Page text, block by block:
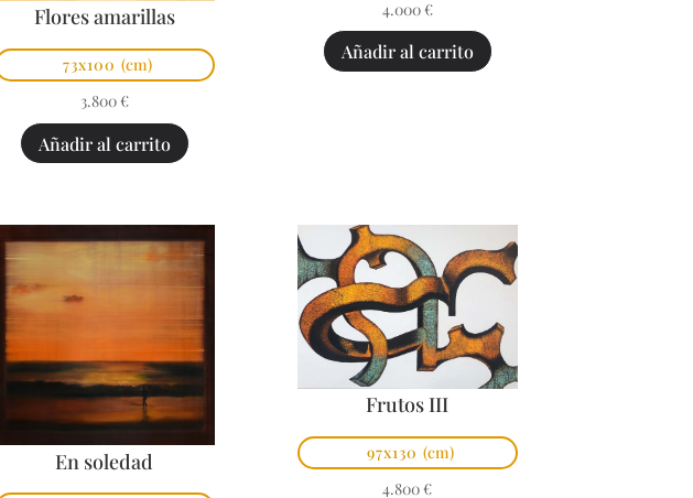
Flores amarillas
73x100 (cm)
3.800 €
Añadir al carrito
4.000 €
Añadir al carrito
En soledad
Frutos III
97x130 (cm)
4.800 €